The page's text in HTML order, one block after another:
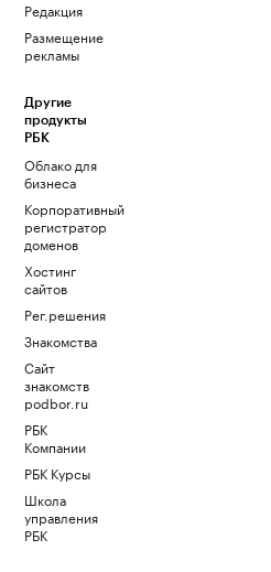
Редакция
Размещение
рекламы
Другие
продукты
РБК
Облако для
бизнеса
Корпоративный
регистратор
доменов
Хостинг
сайтов
Рег.решения
Знакомства
Сайт
знакомств
podbor.ru
РБК
Компании
РБК Курсы
Школа
управления
РБК